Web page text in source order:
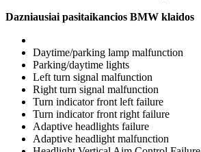
Dazniausiai pasitaikancios BMW klaidos
Daytime/parking lamp malfunction
Parking/daytime lights
Left turn signal malfunction
Right turn signal malfunction
Turn indicator front left failure
Turn indicator front right failure
Adaptive headlights failure
Adaptive headlight malfunction